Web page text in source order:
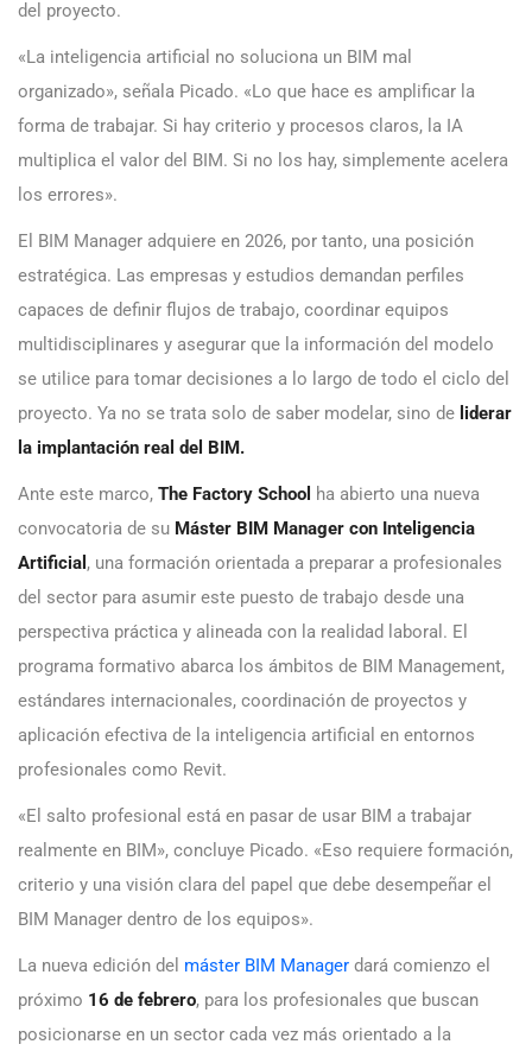
del proyecto.
«La inteligencia artificial no soluciona un BIM mal
organizado», señala Picado. «Lo que hace es amplificar la
forma de trabajar. Si hay criterio y procesos claros, la IA
multiplica el valor del BIM. Si no los hay, simplemente acelera
los errores».
El BIM Manager adquiere en 2026, por tanto, una posición
estratégica. Las empresas y estudios demandan perfiles
capaces de definir flujos de trabajo, coordinar equipos
multidisciplinares y asegurar que la información del modelo
se utilice para tomar decisiones a lo largo de todo el ciclo del
proyecto. Ya no se trata solo de saber modelar, sino de liderar
la implantación real del BIM.
Ante este marco, The Factory School ha abierto una nueva
convocatoria de su Máster BIM Manager con Inteligencia
Artificial , una formación orientada a preparar a profesionales
del sector para asumir este puesto de trabajo desde una
perspectiva práctica y alineada con la realidad laboral. El
programa formativo abarca los ámbitos de BIM Management,
estándares internacionales, coordinación de proyectos y
aplicación efectiva de la inteligencia artificial en entornos
profesionales como Revit.
«El salto profesional está en pasar de usar BIM a trabajar
realmente en BIM», concluye Picado. «Eso requiere formación,
criterio y una visión clara del papel que debe desempeñar el
BIM Manager dentro de los equipos».
La nueva edición del máster BIM Manager dará comienzo el
próximo 16 de febrero, para los profesionales que buscan
posicionarse en un sector cada vez más orientado a la